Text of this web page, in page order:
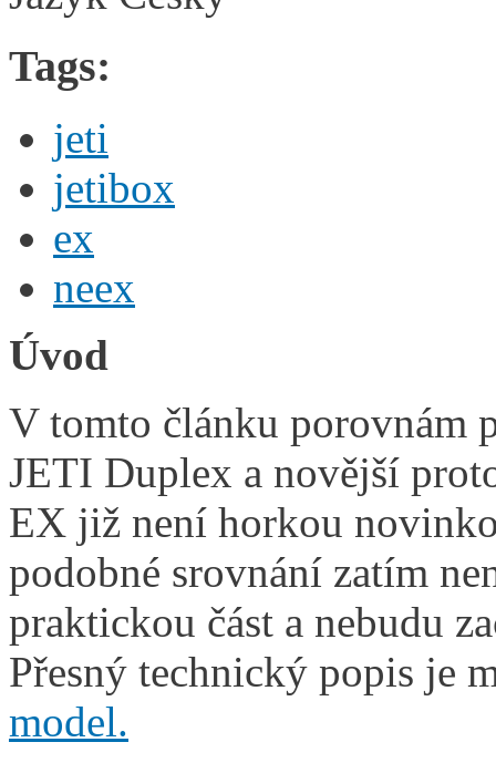
Tags:
jeti
jetibox
ex
neex
Úvod
V tomto článku porovnám
JETI Duplex a novější
EX již není horkou
podobné srovnání zatím
praktickou část a nebudu
Přesný technický popis je
model.